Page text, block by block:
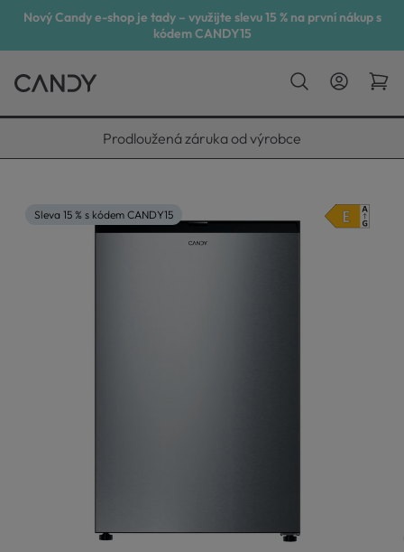
Nový Candy e-shop je tady – využijte slevu 15 % na první nákup s
kódem CANDY15
Vyneseme, zapojíme, odvezeme
Sleva 15 % s kódem CANDY15